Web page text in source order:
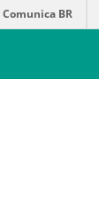
Comunica BR